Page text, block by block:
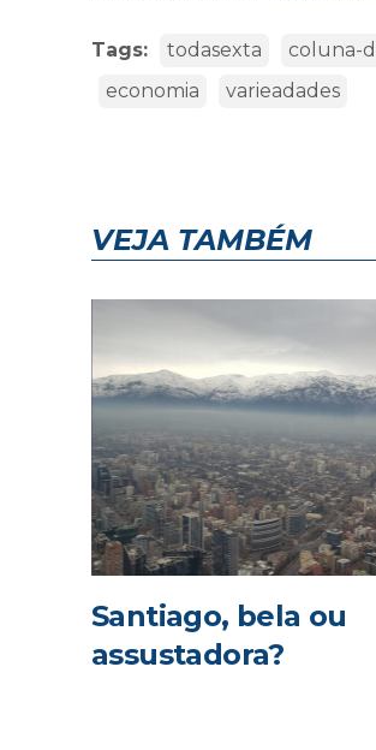
Tags: todasexta coluna-
economia
varieadades
VEJA TAMBÉM
Santiago, bela ou
assustadora?